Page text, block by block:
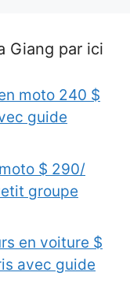
Giang par ici
moto 240 $
guide
$ 290/
groupe
en voiture $
avec guide